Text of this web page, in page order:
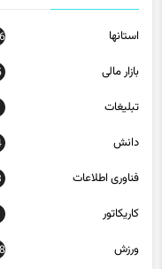
استانها
بازار مالی
تبلیغات
دانش
فناوری اطلاعات
کاریکاتور
ورزش